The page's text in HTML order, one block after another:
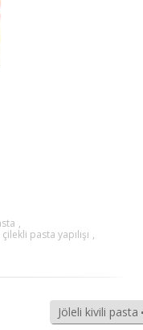
,
çilekli pasta yapılışı ,
Jöleli kivili pasta